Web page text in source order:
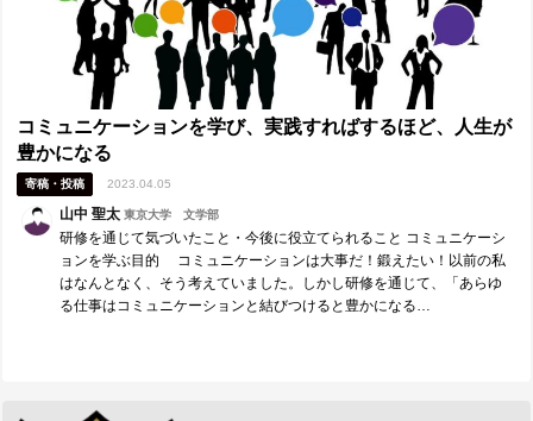
コミュニケーションを学び、実践すればするほど、人生が
豊かになる
寄稿・投稿 2023.04.05
山中 聖太東京大学 文学部
研修を通じて気づいたこと・今後に役立てられること コミュニケーシ
ョンを学ぶ目的 コミュニケーションは大事だ！鍛えたい！以前の私
はなんとなく、そう考えていました。しかし研修を通じて、「あらゆ
る仕事はコミュニケーションと結びつけると豊かになる…